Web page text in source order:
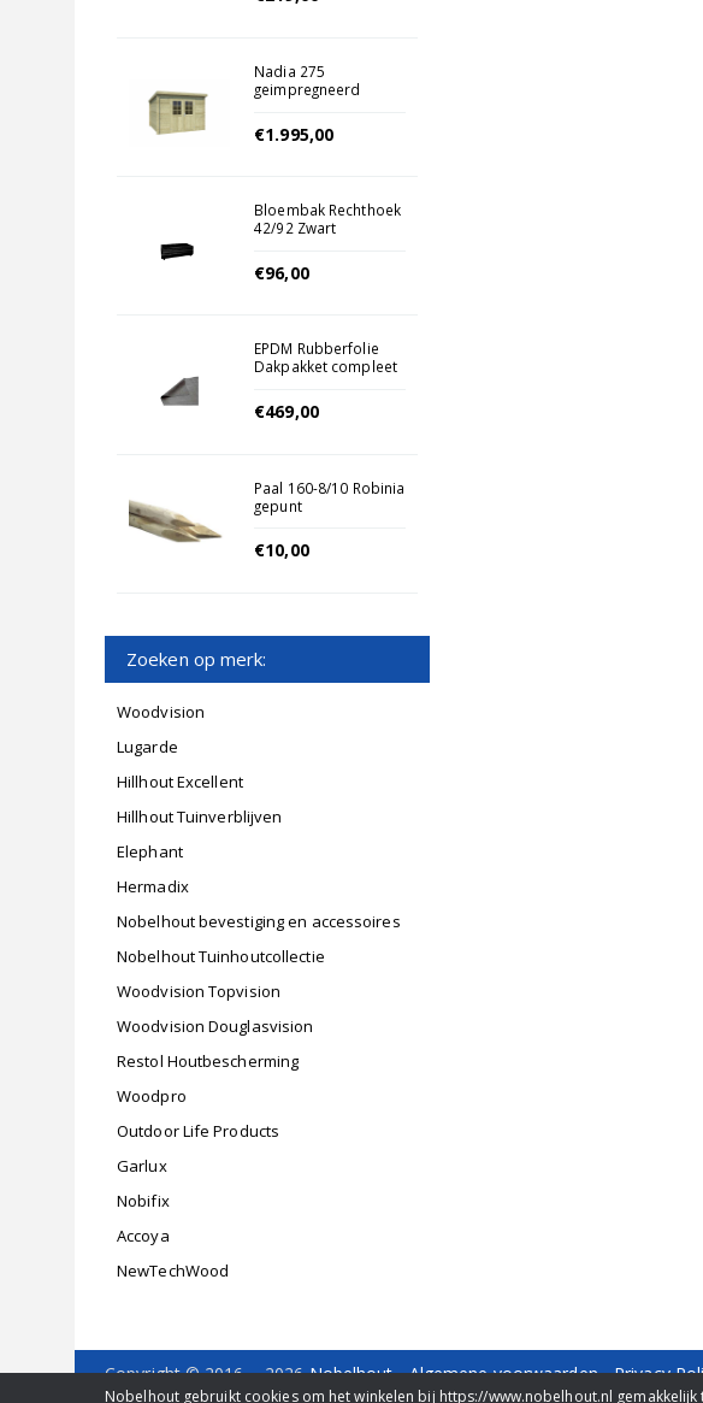
Nadia 275
geimpregneerd
€1.995,00
Bloembak Rechthoek
42/92 Zwart
€96,00
EPDM Rubberfolie
Dakpakket compleet
€469,00
Paal 160-8/10 Robinia
gepunt
€10,00
Zoeken op merk:
Woodvision
Lugarde
Hillhout Excellent
Hillhout Tuinverblijven
Elephant
Hermadix
Nobelhout bevestiging en accessoires
Nobelhout Tuinhoutcollectie
Woodvision Topvision
Woodvision Douglasvision
Restol Houtbescherming
Woodpro
Outdoor Life Products
Garlux
Nobifix
Accoya
NewTechWood
Copyright © 2016 - 2026Nobelhout-Algemene voorwaarden-Privacy
Delfweg 36 b-2211 VM-Noordwijkerhout- Tel. 0252-429484 -
Nobelhout gebruikt cookies om het winkelen bij https://www.nobelhout.nl gemakkelijk